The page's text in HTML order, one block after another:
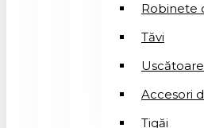
Robinete
Tăvi
Accesori
Tigăi